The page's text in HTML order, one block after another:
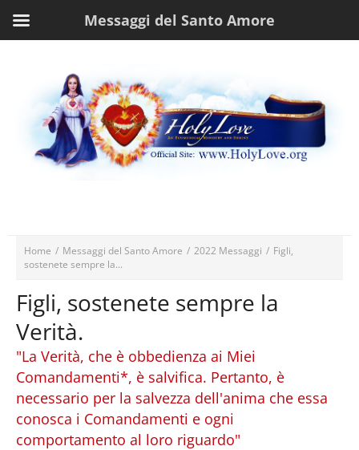
Home / Messaggi del Santo Amore / 2022 Messaggi / Figli,
sostenete sempre la...
Figli, sostenete sempre la
Verità.
"La Verità, che è obbedienza ai Miei
Comandamenti*, è salvifica. Pertanto, è
necessario per la salvezza dell'anima che essa
conosca i Comandamenti e ogni
comportamento al loro riguardo"
Messaggi del Santo Amore